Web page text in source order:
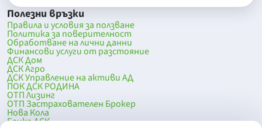
Полезни връзки
Правила и условия за ползване
Политика за поверителност
Обработване на лични данни
Финансови услуги от разстояние
ДСК Дом
ДСК Агро
ДСК Управление на активи АД
ПОК ДСК РОДИНА
ОТП Лизинг
ОТП Застрахователен Брокер
Нова Кола
Банка ДСК